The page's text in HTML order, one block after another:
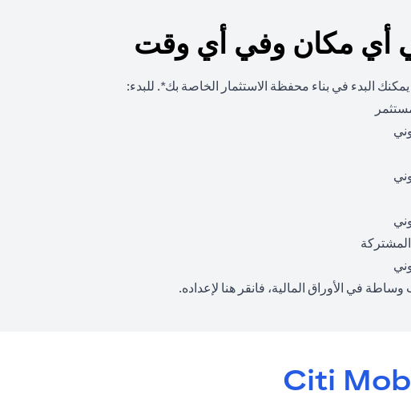
أي مكان وفي أي وقت
البدء في بناء محفظة الاستثمار الخاصة بك*. للبدء:
في الأوراق المالية، فانقر هنا لإعداده.
Citi